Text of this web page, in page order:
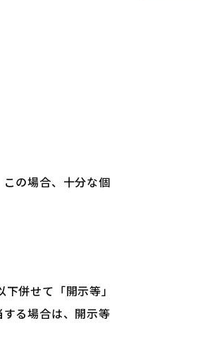
の場合、十分な個
併せて「開示等」
る場合は、開示等